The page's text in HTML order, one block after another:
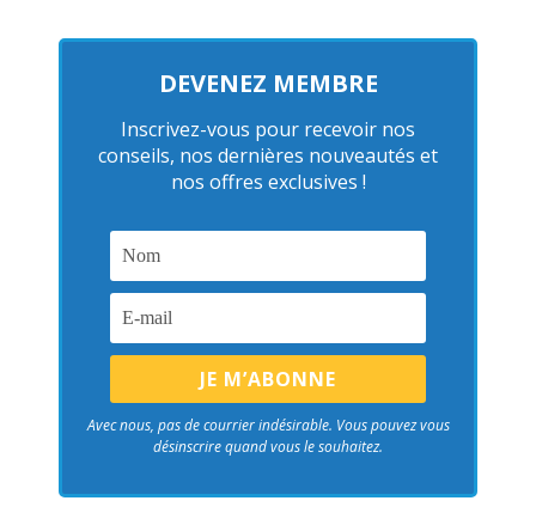
DEVENEZ MEMBRE
Inscrivez-vous pour recevoir nos
conseils, nos dernières nouveautés et
nos offres exclusives !
Avec nous, pas de courrier indésirable. Vous pouvez vous
désinscrire quand vous le souhaitez.